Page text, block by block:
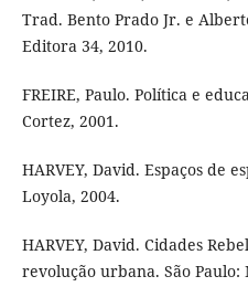
Trad. Bento Prado Jr. e
Editora 34, 2010.
FREIRE, Paulo. Política e
Cortez, 2001.
HARVEY, David. Espaços de
Loyola, 2004.
HARVEY, David. Cidades
revolução urbana. São Paulo: